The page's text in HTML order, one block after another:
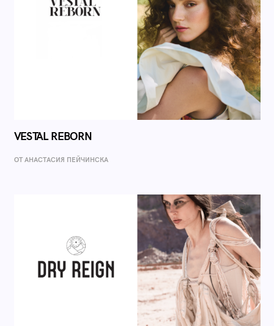
VESTAL REBORN
ОТ AНАСТАСИЯ ПЕЙЧИНСКА